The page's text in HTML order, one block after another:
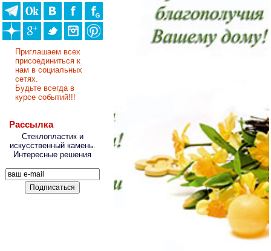
Приглашаем всех
присоединиться к
нам в социальных
сетях.
Будьте всегда в
курсе событий!!!
Рассылка
Стеклопластик и
искусственный камень.
Интересные решения